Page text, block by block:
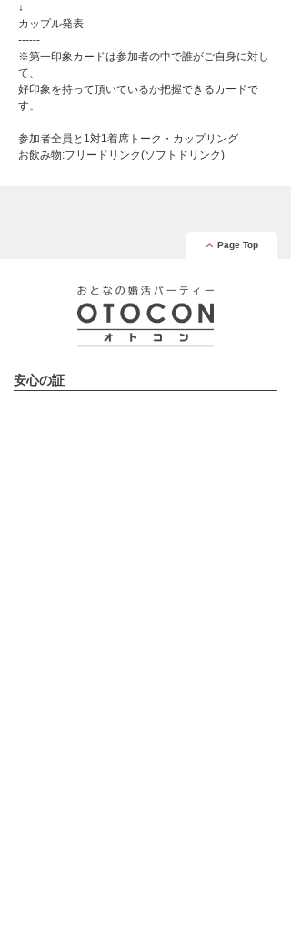
↓
カップル発表
------
※第一印象カードは参加者の中で誰がご自身に対し
て、
好印象を持って頂いているか把握できるカードで
す。
参加者全員と1対1着席トーク・カップリング
お飲み物:フリードリンク(ソフトドリンク)
Page Top
安心の証